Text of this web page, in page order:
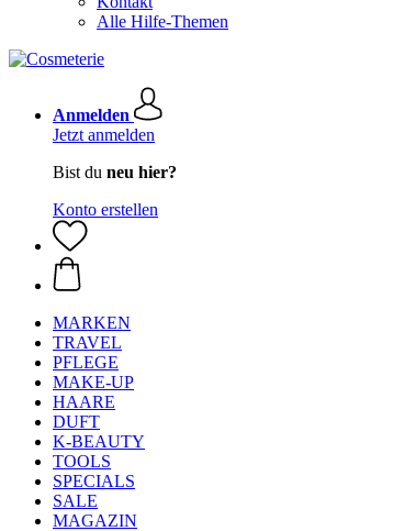
Alle Hilfe-Themen
Anmelden
Jetzt anmelden
Bist du neu hier?
Konto erstellen
MARKEN
TRAVEL
PFLEGE
MAKE-UP
HAARE
DUFT
K-BEAUTY
TOOLS
SPECIALS
SALE
MAGAZIN